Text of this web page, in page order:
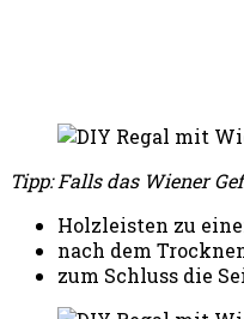
Tipp: Falls das Wiener
Holzleisten zu
nach dem
zum Schluss die